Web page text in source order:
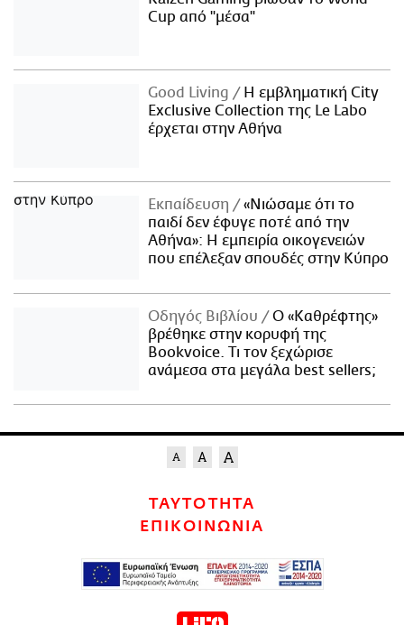
Cup από "μέσα"
Good Living
Η εμβληματική City
Exclusive Collection της Le Labo
έρχεται στην Αθήνα
Εκπαίδευση
«Νιώσαμε ότι το
παιδί δεν έφυγε ποτέ από την
Αθήνα»: Η εμπειρία οικογενειών
που επέλεξαν σπουδές στην Κύπρο
Οδηγός Βιβλίου
Ο «Καθρέφτης»
βρέθηκε στην κορυφή της
Bookvoice. Τι τον ξεχώρισε
ανάμεσα στα μεγάλα best sellers;
ΤΑΥΤΟΤΗΤΑ
ΕΠΙΚΟΙΝΩΝΙΑ